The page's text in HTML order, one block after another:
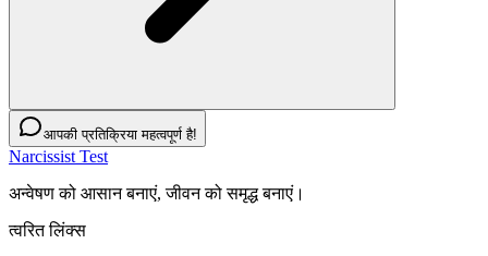
आपकी प्रतिक्रिया महत्वपूर्ण है!
Narcissist Test
अन्वेषण को आसान बनाएं, जीवन को समृद्ध बनाएं।
त्वरित लिंक्स